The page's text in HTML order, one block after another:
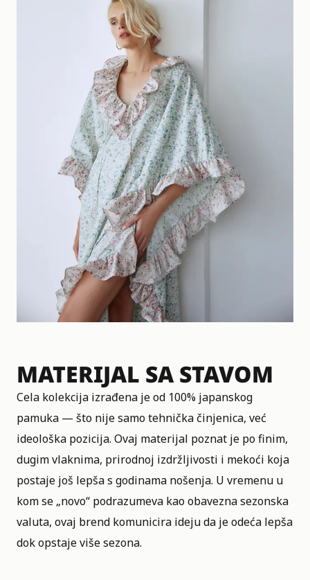
MATERIJAL SA STAVOM
Cela kolekcija izrađena je od 100% japanskog
pamuka — što nije samo tehnička činjenica, već
ideološka pozicija. Ovaj materijal poznat je po finim,
dugim vlaknima, prirodnoj izdržljivosti i mekoći koja
postaje još lepša s godinama nošenja. U vremenu u
kom se „novo“ podrazumeva kao obavezna sezonska
valuta, ovaj brend komunicira ideju da je odeća lepša
dok opstaje više sezona.